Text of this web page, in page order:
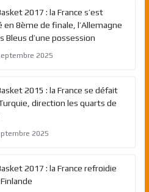
2017 : la France s’est
en 8ème de finale, l’Allemagne
Bleus d’une possession
2025
2015 : la France se défait
direction les quarts de
2025
2017 : la France refroidie